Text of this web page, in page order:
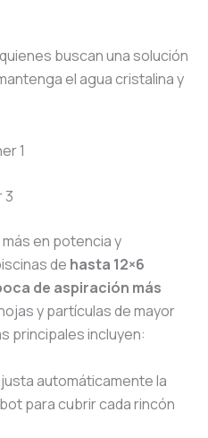
buscan una solución
el agua cristalina y
3
en potencia y
de hasta 12×6
de aspiración más
y partículas de mayor
principales incluyen:
automáticamente la
para cubrir cada rincón